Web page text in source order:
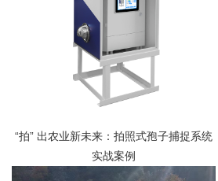
“拍” 出农业新未来：拍照式孢子捕捉系统
实战案例